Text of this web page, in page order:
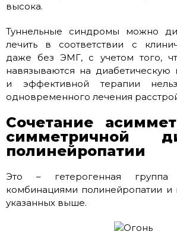
высока.
Туннельные синдромы можно
лечить в соответствии с
даже без ЭМГ, с учетом того,
навязываются на диабетическую
и эффективной терапии
одновременного лечения
Сочетание
симметричной
полинейропатии
Это – гетерогенная
комбинациями полинейропатии и
указанных выше.